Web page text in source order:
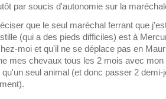
par soucis d'autonomie sur la
que le seul maréchal ferrant que
(qui a des pieds difficiles) est à
moi et qu'il ne se déplace pas en
mes chevaux tous les 2 mois avec mon
qu'un seul animal (et donc passer 2 demi-